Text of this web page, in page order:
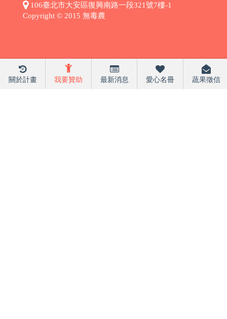
關於計畫 我要贊助 最新消息 愛心名冊 蔬果徵信
106臺北市大安區復興南路一段321號7樓-1
Copyright © 2015 無毒農